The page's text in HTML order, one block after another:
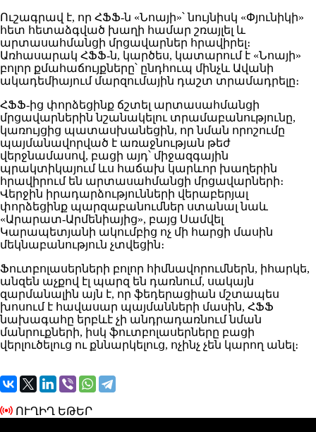
Ուշագրավ է, որ ՀՖՖ-ն «Նոայի»՝ նույնիսկ «Փյունիկի»
հետ հետաձգված խաղի համար շռայլել և
արտասահմանցի մրցավարներ հրավիրել։
Առհասարակ ՀՖՖ-ն, կարծես, կատարում է «Նոայի»
բոլոր քմահաճույքները՝ ընդհուպ մինչև Ավանի
ակադեմիայում մարզումային դաշտ տրամադրելը։
ՀՖՖ-ից փորձեցինք ճշտել արտասահմանցի
մրցավարներին նշանակելու տրամաբանությունը,
կառույցից պատասխանեցին, որ նման որոշումը
պայմանավորված է առաջնության թեժ
վերջնամասով, բացի այդ՝ միջազգային
պրակտիկայում ևս հաճախ կարևոր խաղերին
հրավիրում են արտասահմանցի մրցավարների։
Վերջին իրադարձությունների վերաբերյալ
փորձեցինք պարզաբանումներ ստանալ նաև
«Արարատ-Արմենիայից», բայց Սամվել
Կարապետյանի ակումբից ոչ մի հարցի մասին
մեկնաբանություն չտվեցին։
Ֆուտբոլասերների բոլոր հիմնավորումներն, իհարկե,
անզեն աչքով էլ պարզ են դառնում, սակայն
զարմանալին այն է, որ ֆեդերացիան մշտապես
խոսում է հավասար պայմանների մասին, ՀՖՖ
նախագահը երբևէ չի անդրադառնում նման
մանրուքների, իսկ ֆուտբոլասերները բացի
վերլուծելուց ու քննարկելուց, ոչինչ չեն կարող անել։
ՈՒՂԻՂ ԵԹԵՐ